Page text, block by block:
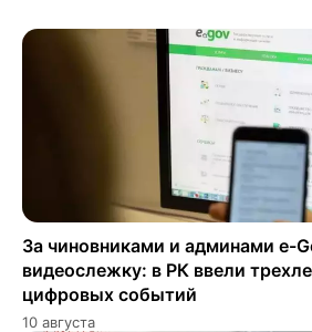
За чиновниками и админами e-
видеослежку: в РК ввели
цифровых событий
10 августа